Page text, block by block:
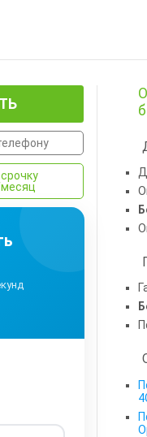
месяц